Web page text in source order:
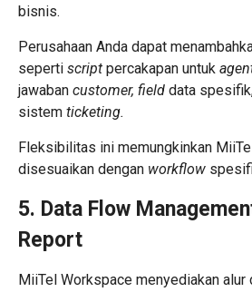
bisnis.
Perusahaan Anda dapat
seperti script percakapan untuk
jawaban customer, field data
sistem ticketing.
Fleksibilitas ini memungkinkan
disesuaikan dengan workflow
5. Data Flow
Report
MiiTel Workspace menyediakan